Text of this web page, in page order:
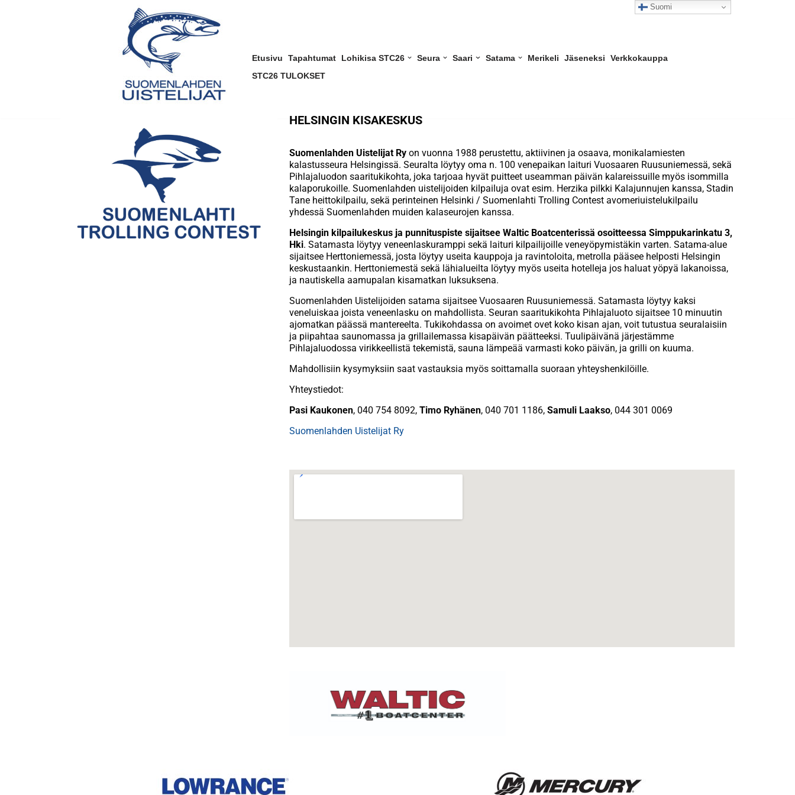
Etusivu Tapahtumat Lohikisa STC26 Seura Saari Satama Merikeli Jäseneksi
Verkkokauppa
STC26 TULOKSET
HELSINGIN KISAKESKUS
Suomenlahden Uistelijat Ryon vuonna 1988 perustettu, aktiivinen ja osaava, monikalamiesten
kalastusseura Helsingissä. Seuralta löytyy oma n. 100 venepaikan laituri Vuosaaren Ruusuniemessä, sekä
Pihlajaluodon saaritukikohta, joka tarjoaa hyvät puitteet useamman päivän kalareissuille myös isommilla
kalaporukoille. Suomenlahden uistelijoiden kilpailuja ovat esim. Herzika pilkki Kalajunnujen kanssa, Stadin
Tane heittokilpailu, sekä perinteinen Helsinki / Suomenlahti Trolling Contest avomeriuistelukilpailu
yhdessä Suomenlahden muiden kalaseurojen kanssa.
Helsingin kilpailukeskus ja punnituspiste sijaitsee Waltic Boatcenterissä osoitteessa Simppukarinkatu 3,
Hki. Satamasta löytyy veneenlaskuramppi sekä laituri kilpailijoille veneyöpymistäkin varten. Satama-alue
sijaitsee Herttoniemessä, josta löytyy useita kauppoja ja ravintoloita, metrolla pääsee helposti Helsingin
keskustaankin. Herttoniemestä sekä lähialueilta löytyy myös useita hotelleja jos haluat yöpyä lakanoissa,
ja nautiskella aamupalan kisamatkan luksuksena.
Suomenlahden Uistelijoiden satama sijaitsee Vuosaaren Ruusuniemessä. Satamasta löytyy kaksi
veneluiskaa joista veneenlasku on mahdollista. Seuran saaritukikohta Pihlajaluoto sijaitsee 10 minuutin
ajomatkan päässä mantereelta. Tukikohdassa on avoimet ovet koko kisan ajan, voit tutustua seuralaisiin
ja piipahtaa saunomassa ja grillailemassa kisapäivän päätteeksi. Tuulipäivänä järjestämme
Pihlajaluodossa virikkeellistä tekemistä, sauna lämpeää varmasti koko päivän, ja grilli on kuuma.
Mahdollisiin kysymyksiin saat vastauksia myös soittamalla suoraan yhteyshenkilöille.
Yhteystiedot:
Pasi Kaukonen, 040 754 8092, Timo Ryhänen, 040 701 1186, Samuli Laakso, 044 301 0069
Suomenlahden Uistelijat Ry
Suomi